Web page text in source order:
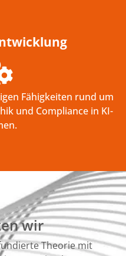
Fähigkeiten rund um
und Compliance in KI-
wir
Theorie mit